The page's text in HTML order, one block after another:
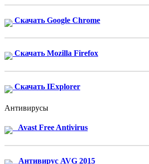
Скачать Google Chrome
Скачать Mozilla Firefox
Скачать IExplorer
Антивирусы
Avast Free Antivirus
Антивирус AVG 2015